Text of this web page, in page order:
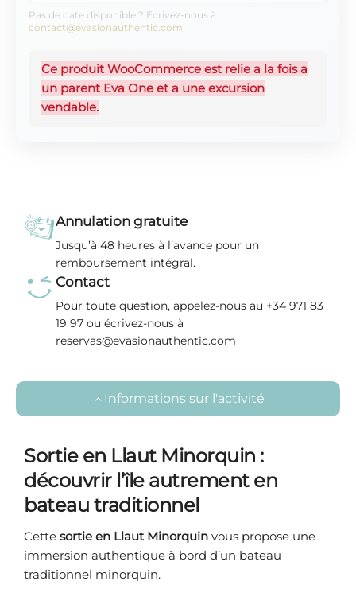
Pas de date disponible ? Écrivez-nous à
contact@evasionauthentic.com
Ce produit WooCommerce est relie a la fois a
un parent Eva One et a une excursion
vendable.
Annulation gratuite
Jusqu’à 48 heures à l’avance pour un
remboursement intégral.
Contact
Pour toute question, appelez-nous au +34 971 83
19 97 ou écrivez-nous à
reservas@evasionauthentic.com
Informations sur l'activité
Sortie en Llaut Minorquin :
découvrir l’île autrement en
bateau traditionnel
Cette sortie en Llaut Minorquin vous propose une
immersion authentique à bord d’un bateau
traditionnel minorquin.